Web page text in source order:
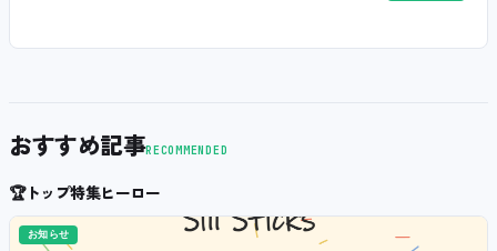
おすすめ記事RECOMMENDED
🏆トップ特集ヒーロー
お知らせ